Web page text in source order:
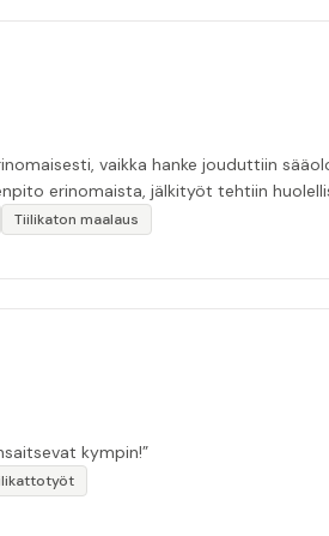
vaikka hanke jouduttiin
erinomaista, jälkityöt tehtiin
Tiilikaton maalaus
kympin!”